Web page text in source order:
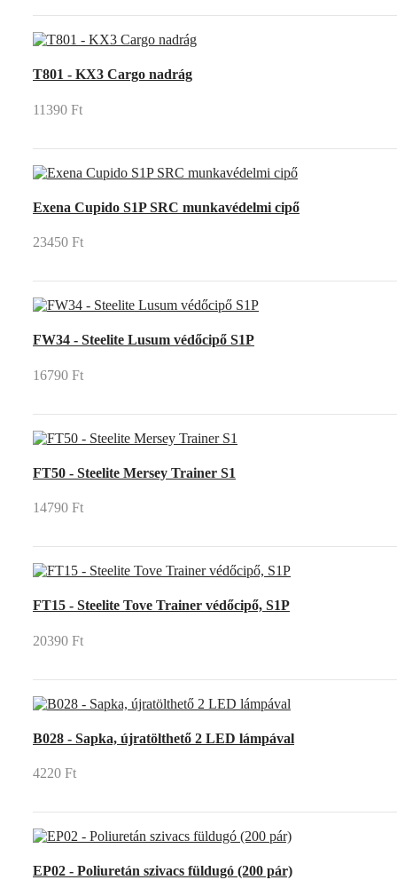
T801 - KX3 Cargo nadrág
11390 Ft
Exena Cupido S1P SRC munkavédelmi cipő
23450 Ft
FW34 - Steelite Lusum védőcipő S1P
16790 Ft
FT50 - Steelite Mersey Trainer S1
14790 Ft
FT15 - Steelite Tove Trainer védőcipő, S1P
20390 Ft
B028 - Sapka, újratölthető 2 LED lámpával
4220 Ft
EP02 - Poliuretán szivacs füldugó (200 pár)